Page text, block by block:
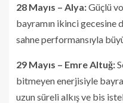
28 Mayıs – Alya:Güçlü
bayramın ikinci gecesine
sahne performansıyla
29 Mayıs – Emre Altuğ:
bitmeyen enerjisiyle
uzun süreli alkış ve bis